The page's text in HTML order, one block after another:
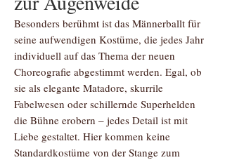
Besonders berühmt ist das Männerballt für
seine aufwendigen Kostüme, die jedes Jahr
individuell auf das Thema der neuen
Choreografie abgestimmt werden. Egal, ob
sie als elegante Matadore, skurrile
Fabelwesen oder schillernde Superhelden
die Bühne erobern – jedes Detail ist mit
Liebe gestaltet. Hier kommen keine
Standardkostüme von der Stange zum